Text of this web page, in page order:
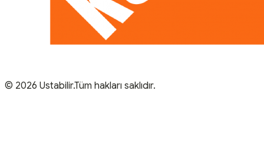
© 2026 Ustabilir.Tüm hakları saklıdır.